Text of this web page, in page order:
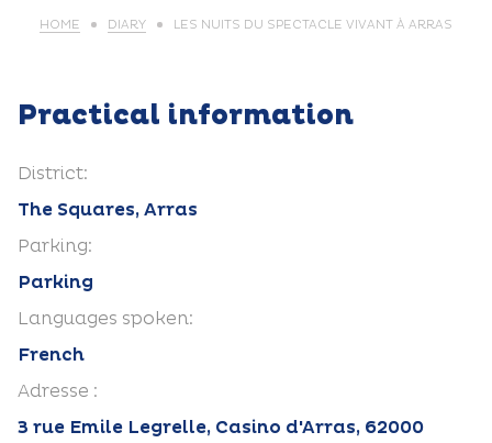
HOME DIARY LES NUITS DU SPECTACLE VIVANT À ARRAS
Practical information
District:
The Squares, Arras
Parking:
Parking
Languages spoken:
French
Adresse :
3 rue Emile Legrelle, Casino d'Arras, 62000